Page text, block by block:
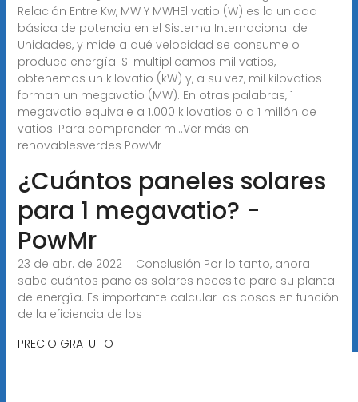
Relación Entre Kw, MW Y MWHEl vatio (W) es la unidad
básica de potencia en el Sistema Internacional de
Unidades, y mide a qué velocidad se consume o
produce energía. Si multiplicamos mil vatios,
obtenemos un kilovatio (kW) y, a su vez, mil kilovatios
forman un megavatio (MW). En otras palabras, 1
megavatio equivale a 1.000 kilovatios o a 1 millón de
vatios. Para comprender m...Ver más en
renovablesverdes PowMr
¿Cuántos paneles solares
para 1 megavatio? -
PowMr
23 de abr. de 2022 · Conclusión Por lo tanto, ahora
sabe cuántos paneles solares necesita para su planta
de energía. Es importante calcular las cosas en función
de la eficiencia de los
PRECIO GRATUITO